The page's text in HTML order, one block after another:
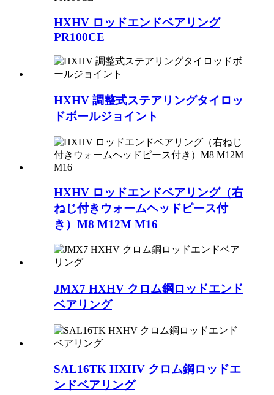
HXHV ロッドエンドベアリング
PR100CE
HXHV 調整式ステアリングタイロッ
ドボールジョイント
HXHV ロッドエンドベアリング（右
ねじ付きウォームヘッドピース付
き）M8 M12M M16
JMX7 HXHV クロム鋼ロッドエンド
ベアリング
SAL16TK HXHV クロム鋼ロッドエ
ンドベアリング